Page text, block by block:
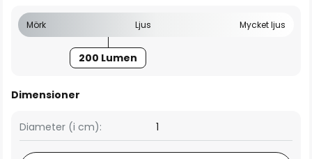
Mörk Ljus Mycket ljus
200 Lumen
Dimensioner
Diameter (i cm): 1